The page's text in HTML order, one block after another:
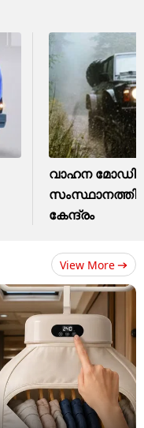
വാഹന
കേന്ദ്രം
View More